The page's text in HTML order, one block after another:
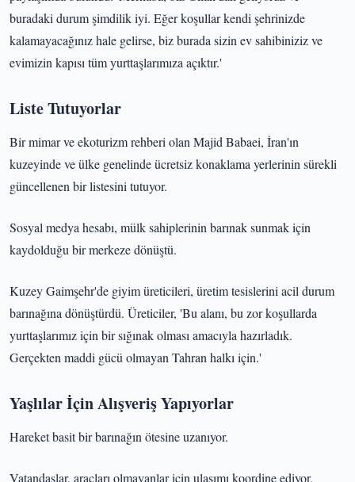
buradaki durum şimdilik iyi. Eğer koşullar kendi şehrinizde
kalamayacağınız hale gelirse, biz burada sizin ev sahibiniziz ve
evimizin kapısı tüm yurttaşlarımıza açıktır.'
Liste Tutuyorlar
Bir mimar ve ekoturizm rehberi olan Majid Babaei, İran'ın
kuzeyinde ve ülke genelinde ücretsiz konaklama yerlerinin sürekli
güncellenen bir listesini tutuyor.
Sosyal medya hesabı, mülk sahiplerinin barınak sunmak için
kaydolduğu bir merkeze dönüştü.
Kuzey Gaimşehr'de giyim üreticileri, üretim tesislerini acil durum
barınağına dönüştürdü. Üreticiler, 'Bu alanı, bu zor koşullarda
yurttaşlarımız için bir sığınak olması amacıyla hazırladık.
Gerçekten maddi gücü olmayan Tahran halkı için.'
Yaşlılar İçin Alışveriş Yapıyorlar
Hareket basit bir barınağın ötesine uzanıyor.
Vatandaşlar, araçları olmayanlar için ulaşımı koordine ediyor,